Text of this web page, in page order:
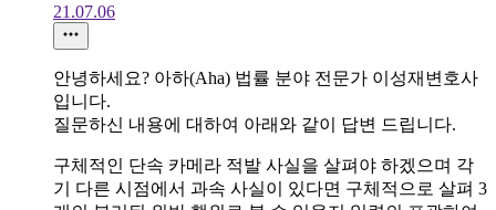
21.07.06
안녕하세요? 아하(Aha) 법률 분야 전문가 이성재변호사
입니다.
질문하신 내용에 대하여 아래와 같이 답변 드립니다.
구체적인 단속 카메라 적발 사실을 살펴야 하겠으며 각
기 다른 시점에서 과속 사실이 있다면 구체적으로 살펴 3